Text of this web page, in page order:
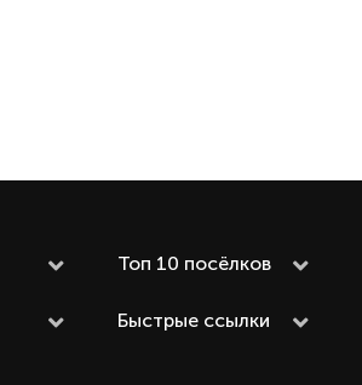
Топ 10 посёлков
Быстрые ссылки